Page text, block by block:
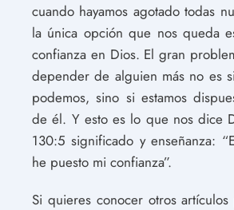
cuando hayamos agotado todas
la única opción que nos queda
confianza en Dios. El gran
depender de alguien más no es
podemos, sino si estamos
de él. Y esto es lo que nos dice
130:5 significado y enseñanza:
he puesto mi confianza”.
Si quieres conocer otros